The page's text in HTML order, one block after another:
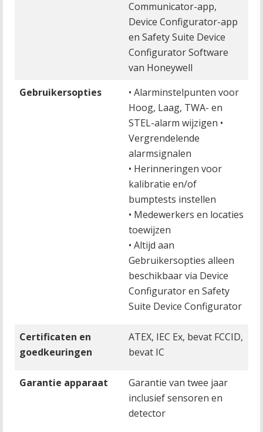
Communicator-app,
Device Configurator-app
en Safety Suite Device
Configurator Software
van Honeywell
Gebruikersopties
• Alarminstelpunten voor
Hoog, Laag, TWA- en
STEL-alarm wijzigen •
Vergrendelende
alarmsignalen
• Herinneringen voor
kalibratie en/of
bumptests instellen
• Medewerkers en locaties
toewijzen
• Altijd aan
Gebruikersopties alleen
beschikbaar via Device
Configurator en Safety
Suite Device Configurator
Certificaten en
goedkeuringen
ATEX, IEC Ex, bevat FCCID,
bevat IC
Garantie apparaat
Garantie van twee jaar
inclusief sensoren en
detector